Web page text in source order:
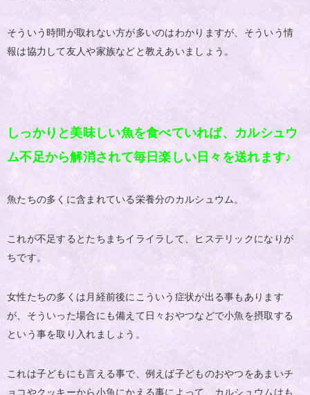
そういう時間が取れない方が多いのはわかりますが、そういう情
報は協力して友人や家族などと教えあいましょう。
しっかりと美味しい魚を食べていれば、カルシュウ
ム不足から解消されて毎日楽しい日々を送れます♪
魚たちの多くに含まれている栄養分のカルシュウム。
これが不足するとたちまちイライラして、ヒステリックになりが
ちです。
女性たちの多くは月経前後にこういう症状が出る事もあります
が、そういった場合にも備えて日々おやつなどで小魚を摂取する
という事を取り入れましょう。
これは子どもにも言える事で、例えば子どものおやつをあまいチ
ョコやクッキーから小魚にかえる事によって、カルシュウムはも